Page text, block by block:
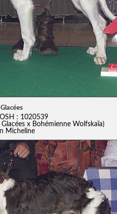
: 1020539
x Bohémienne Wolfskaïa)
Micheline